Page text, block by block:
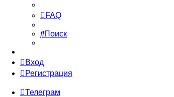
FAQ
Поиск
Вход
Регистрация
Телеграм